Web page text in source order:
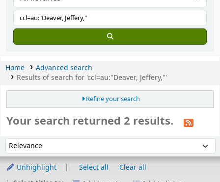
Home
Advanced search
Results of search for 'ccl=au:"Deaver, Jeffery,"'
Refine your search
Your search returned 2 results.
Sort by:
Unhighlight Select all
Clear all